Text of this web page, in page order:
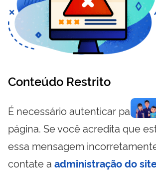
Conteúdo Restrito
É necessário autenticar para
página. Se você acredita que
essa mensagem
contate a administração do